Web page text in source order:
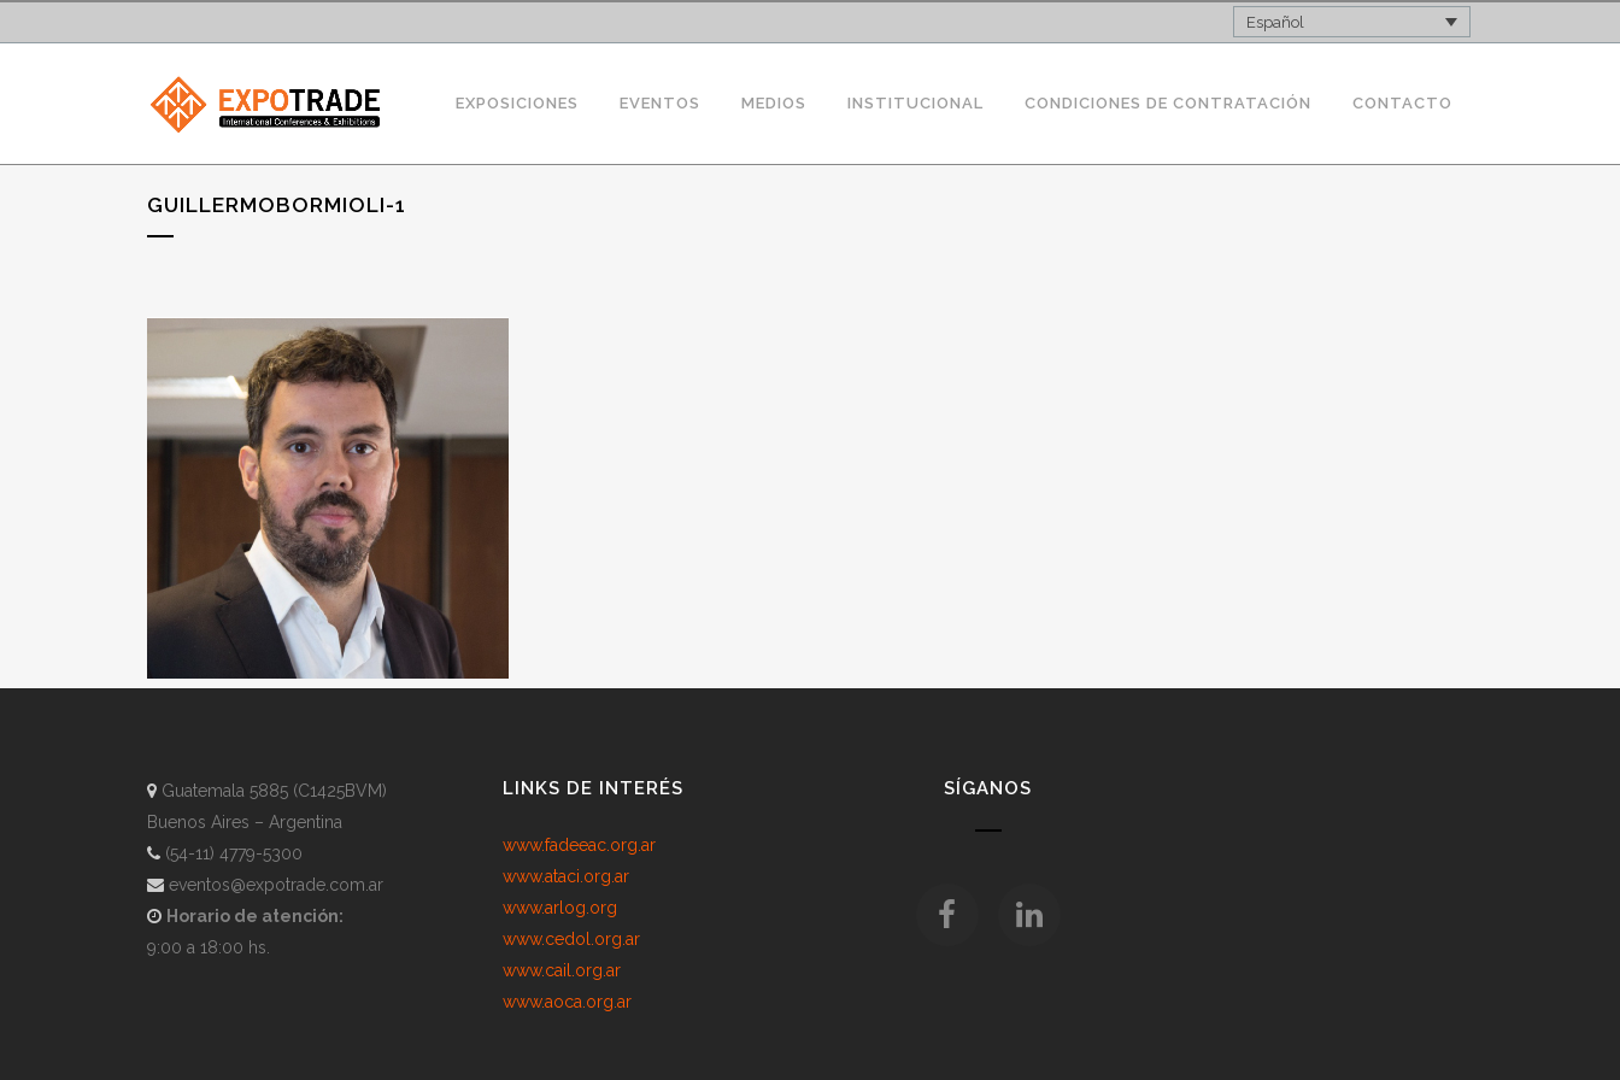
Español
EXPOSICIONES EVENTOS MEDIOS INSTITUCIONAL CONDICIONES DE CONTRATACIÓN CONTACTO
GUILLERMOBORMIOLI-1
Guatemala 5885 (C1425BVM)
Buenos Aires – Argentina
(54-11) 4779-5300
eventos@expotrade.com.ar
Horario de atención:
9:00 a 18:00 hs.
LINKS DE INTERÉS
www.fadeeac.org.ar
www.ataci.org.ar
www.arlog.org
www.cedol.org.ar
www.cail.org.ar
www.aoca.org.ar
SÍGANOS